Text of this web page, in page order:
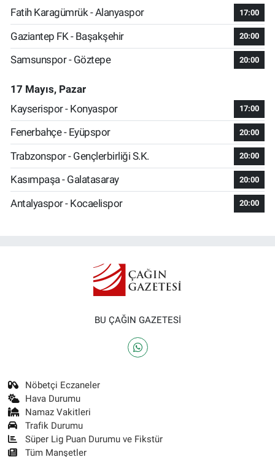
Fatih Karagümrük - Alanyaspor
17:00
Gaziantep FK - Başakşehir 20:00
Samsunspor - Göztepe 20:00
17 Mayıs, Pazar
Kayserispor - Konyaspor
17:00
Fenerbahçe - Eyüpspor 20:00
Trabzonspor - Gençlerbirliği S.K. 20:00
Kasımpaşa - Galatasaray 20:00
Antalyaspor - Kocaelispor 20:00
BU ÇAĞIN GAZETESİ
Nöbetçi Eczaneler
Hava Durumu
Namaz Vakitleri
Trafik Durumu
Süper Lig Puan Durumu ve Fikstür
Tüm Manşetler